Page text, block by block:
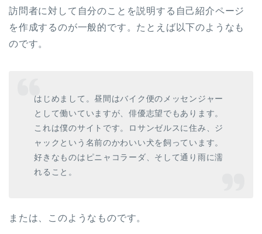
訪問者に対して自分のことを説明する自己紹介ページ
を作成するのが一般的です。たとえば以下のようなも
のです。
はじめまして。昼間はバイク便のメッセンジャー
として働いていますが、俳優志望でもあります。
これは僕のサイトです。ロサンゼルスに住み、ジ
ャックという名前のかわいい犬を飼っています。
好きなものはピニャコラーダ、そして通り雨に濡
れること。
または、このようなものです。